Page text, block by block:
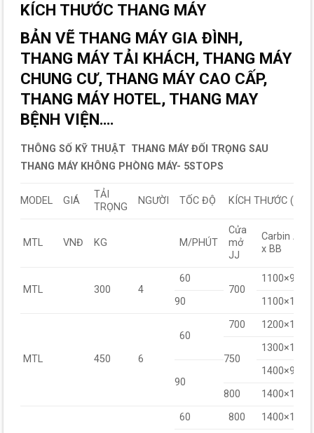
KÍCH THƯỚC THANG MÁY
BẢN VẼ THANG MÁY GIA ĐÌNH,
THANG MÁY TẢI KHÁCH, THANG MÁY
CHUNG CƯ, THANG MÁY CAO CẤP,
THANG MÁY HOTEL, THANG MAY
BỆNH VIỆN….
THÔNG SỐ KỸ THUẬT THANG MÁY ĐỐI TRỌNG SAU
THANG MÁY KHÔNG PHÒNG MÁY- 5STOPS
MODEL GIÁ
TẢI
TRỌNG
NGƯỜI TỐC ĐỘ KÍCH THƯỚC
MTL VNĐ KG M/PHÚT
Cửa
mở
JJ
Carbin AA
x BB
MTL 300 4
60
700
1100×900
90
1100×1000
MTL 450 6
60
700 1200×1000
750
1300×1000
90
1400×900
800
1400×1000
60 800 1400×1100